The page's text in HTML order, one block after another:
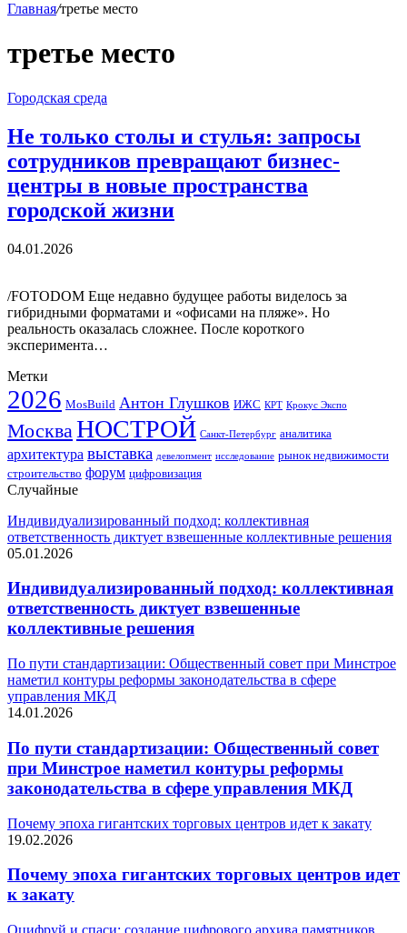
Главная/третье место
третье место
Городская среда
Не только столы и стулья: запросы
сотрудников превращают бизнес-
центры в новые пространства
городской жизни
04.01.2026
/FOTODOM Еще недавно будущее работы виделось за
гибридными форматами и «офисами на пляже». Но
реальность оказалась сложнее. После короткого
эксперимента…
Метки
2026 MosBuild Антон Глушков ИЖС КРТ Крокус Экспо
Москва НОСТРОЙ Санкт-Петербург аналитика
архитектура выставка девелопмент исследование рынок недвижимости
строительство форум цифровизация
Случайные
Индивидуализированный подход: коллективная
ответственность диктует взвешенные коллективные решения
05.01.2026
Индивидуализированный подход: коллективная
ответственность диктует взвешенные
коллективные решения
По пути стандартизации: Общественный совет при Минстрое
наметил контуры реформы законодательства в сфере
управления МКД
14.01.2026
По пути стандартизации: Общественный совет
при Минстрое наметил контуры реформы
законодательства в сфере управления МКД
Почему эпоха гигантских торговых центров идет к закату
19.02.2026
Почему эпоха гигантских торговых центров идет
к закату
Оцифруй и спаси: создание цифрового архива памятников